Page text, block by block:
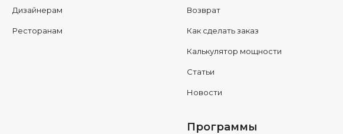
Дизайнерам
Ресторанам
Возврат
Как сделать заказ
Калькулятор мощности
Статьи
Новости
Программы